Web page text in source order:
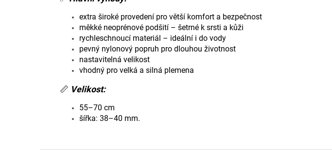
extra široké provedení pro větší komfort a bezpečnost
měkké neoprénové podšití – šetrné k srsti a kůži
rychleschnoucí materiál – ideální i do vody
pevný nylonový popruh pro dlouhou životnost
nastavitelná velikost
vhodný pro velká a silná plemena
📏 Velikost:
55–70 cm
šířka: 38–40 mm.